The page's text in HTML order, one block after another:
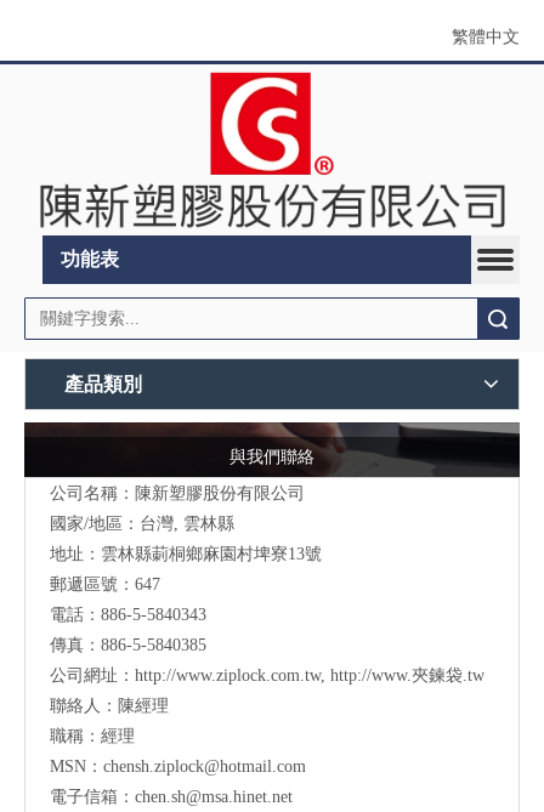
繁體中文
功能表
產品類別
與我們聯絡
公司名稱：陳新塑膠股份有限公司
國家/地區：台灣, 雲林縣
地址： 雲林縣莿桐鄉麻園村埤寮13號
郵遞區號：647
電話：886-5-5840343
傳真：886-5-5840385
公司網址： http://www.ziplock.com.tw, http://www.夾鍊袋.tw
聯絡人：陳經理
職稱：經理
MSN： chensh.ziplock@hotmail.com
電子信箱： chen.sh@msa.hinet.net